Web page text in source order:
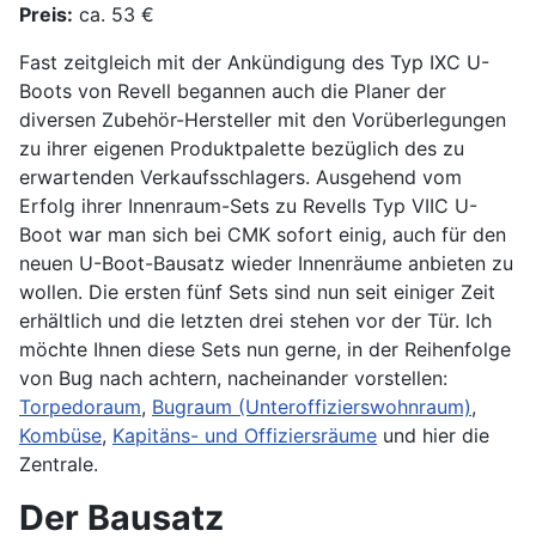
Preis: ca. 53 €
Fast zeitgleich mit der Ankündigung des Typ IXC U-
Boots von Revell begannen auch die Planer der
diversen Zubehör-Hersteller mit den Vorüberlegungen
zu ihrer eigenen Produktpalette bezüglich des zu
erwartenden Verkaufsschlagers. Ausgehend vom
Erfolg ihrer Innenraum-Sets zu Revells Typ VIIC U-
Boot war man sich bei CMK sofort einig, auch für den
neuen U-Boot-Bausatz wieder Innenräume anbieten zu
wollen. Die ersten fünf Sets sind nun seit einiger Zeit
erhältlich und die letzten drei stehen vor der Tür. Ich
möchte Ihnen diese Sets nun gerne, in der Reihenfolge
von Bug nach achtern, nacheinander vorstellen:
Torpedoraum, Bugraum (Unteroffizierswohnraum),
Kombüse, Kapitäns- und Offiziersräume und hier die
Zentrale.
Der Bausatz